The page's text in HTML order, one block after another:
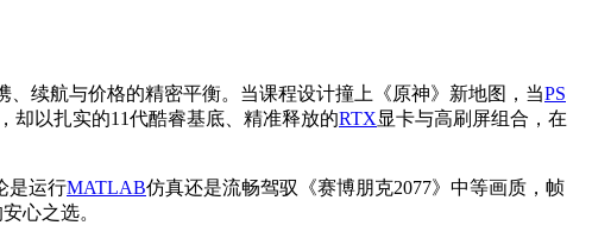
续航与价格的精密平衡。当课程设计撞上《原神》新地图，当PS
却以扎实的11代酷睿基底、精准释放的RTX显卡与高刷屏组合，在
是运行MATLAB仿真还是流畅驾驭《赛博朋克2077》中等画质，帧
心之选。